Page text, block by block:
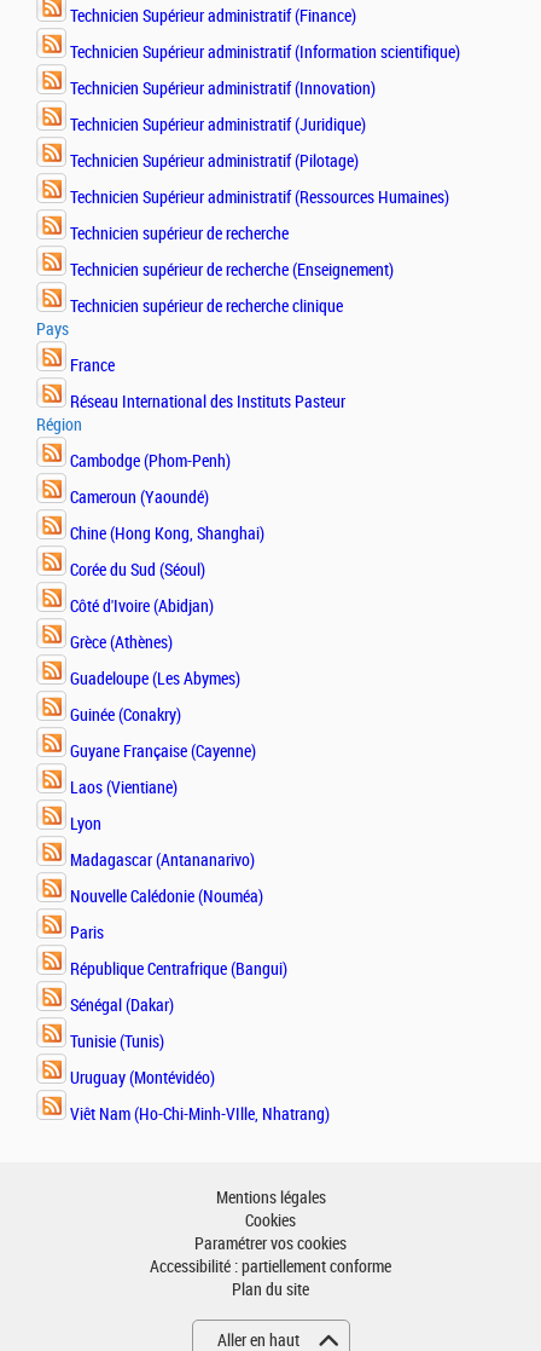
Technicien Supérieur administratif (Finance)
Technicien Supérieur administratif (Information scientifique)
Technicien Supérieur administratif (Innovation)
Technicien Supérieur administratif (Juridique)
Technicien Supérieur administratif (Pilotage)
Technicien Supérieur administratif (Ressources Humaines)
Technicien supérieur de recherche
Technicien supérieur de recherche (Enseignement)
Technicien supérieur de recherche clinique
Pays
France
Réseau International des Instituts Pasteur
Région
Cambodge (Phom-Penh)
Cameroun (Yaoundé)
Chine (Hong Kong, Shanghai)
Corée du Sud (Séoul)
Côté d'Ivoire (Abidjan)
Grèce (Athènes)
Guadeloupe (Les Abymes)
Guinée (Conakry)
Guyane Française (Cayenne)
Laos (Vientiane)
Lyon
Madagascar (Antananarivo)
Nouvelle Calédonie (Nouméa)
Paris
République Centrafrique (Bangui)
Sénégal (Dakar)
Tunisie (Tunis)
Uruguay (Montévidéo)
Viêt Nam (Ho-Chi-Minh-VIlle, Nhatrang)
Mentions légales
Cookies
Paramétrer vos cookies
Accessibilité : partiellement conforme
Plan du site
Aller en haut